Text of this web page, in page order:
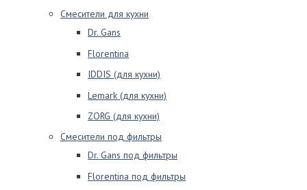
Смесители для кухни
Dr. Gans
Florentina
IDDIS (для кухни)
Lemark (для кухни)
ZORG (для кухни)
Смесители под фильтры
Dr. Gans под фильтры
Florentina под фильтры